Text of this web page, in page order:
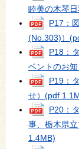
睦美の木琴日
P17：
(No.303)）
P18：
ベントのお知
P19：
せ） (pdf
P20：
事、栃木県
1.4MB)